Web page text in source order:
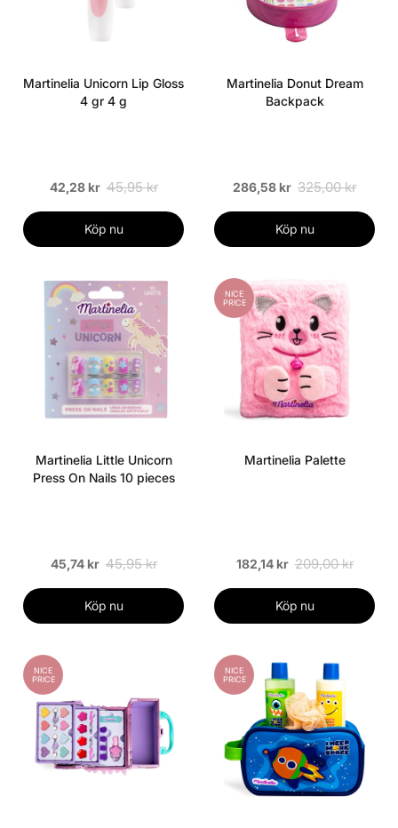
Martinelia Unicorn Lip Gloss
4 gr 4 g
42,28 kr 45,95 kr
Köp nu
Martinelia Donut Dream
Backpack
286,58 kr 325,00 kr
Köp nu
Martinelia Little Unicorn
Press On Nails 10 pieces
45,74 kr 45,95 kr
Köp nu
NICE
PRICE
Martinelia Palette
182,14 kr 209,00 kr
Köp nu
NICE
PRICE
NICE
PRICE